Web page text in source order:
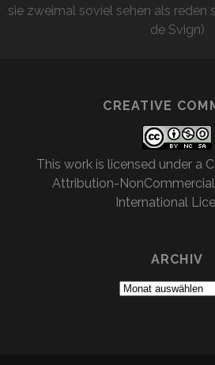
sie zweimal soviel sehen als reden
de Svign)
CREATIVE
This work is licensed under a
Attribution-
International
ARCHIV
Archiv